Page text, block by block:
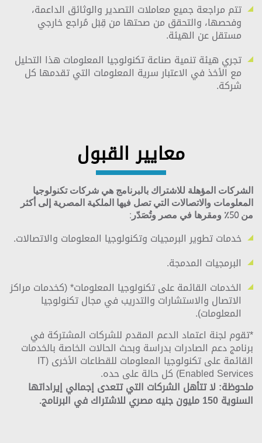
تتم مراجعة جميع معاملات التصدير والوثائق الداعمة،
وفحصها، والتحقق من صحتها من قِبَل مُراجع خارجي
مستقل عن الهيئة.
تجري هيئة تنمية صناعة تكنولوجيا المعلومات هذا التحليل
مع الأخذ في الاعتبار سرية المعلومات التي تقدمها كل
شركة.
معايير القبول
الشركات المؤهلة للاشتراك بالبرنامج هي شركات تكنولوجيا
المعلومات والاتصالات التي تصل فيها الملكية المصرية إلى أكثر
من 50٪ ومقرها في مصر وتُصَدّر:
خدمات تطوير البرمجيات وتكنولوجيا المعلومات والاتصالات.
البرمجيات المدمجة.
الخدمات القائمة على تكنولوجيا المعلومات* (كخدمات مراكز
الاتصال والاستشارات والتدريب في مجال تكنولوجيا
المعلومات).
*تقوم لجنة اعتماد الدعم المقدم للشركات المشتركة في
برنامج دعم الصادرات بدراسة وبحث الحالات الخاصة بالخدمات
القائمة على تكنولوجيا المعلومات للقطاعات الأخرى (IT
Enabled Services) كل حالة على حده.
ملحوظة: لا تتأهل الشركات التي تتعدى إجمالي إيراداتها
السنوية 150 مليون جنيه مصري للاشتراك في البرنامج.